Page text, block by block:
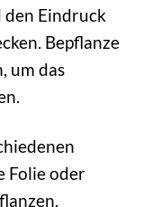
Eindruck
Bepflanze
um das
Folie oder